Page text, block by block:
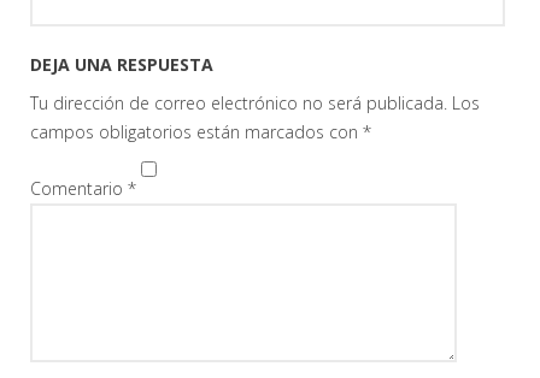
DEJA UNA RESPUESTA
Tu dirección de correo electrónico no será publicada. Los
campos obligatorios están marcados con *
Comentario *